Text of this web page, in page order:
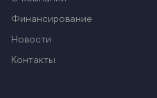
BTZ-
Финансирование
Новости
Контакты